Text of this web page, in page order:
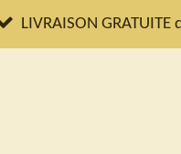
LIVRAISON